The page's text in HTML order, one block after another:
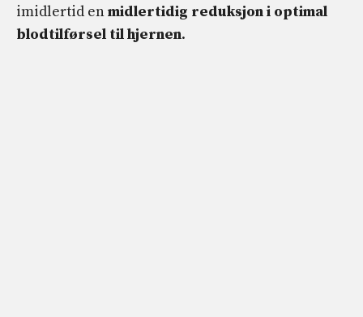
imidlertid enmidlertidig reduksjon i optimal
blodtilførsel til hjernen.